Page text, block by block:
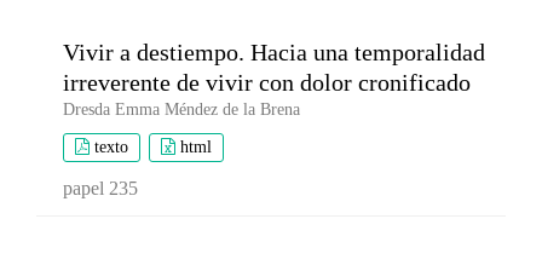
Vivir a destiempo. Hacia una temporalidad
irreverente de vivir con dolor cronificado
Dresda Emma Méndez de la Brena
texto html
papel 235